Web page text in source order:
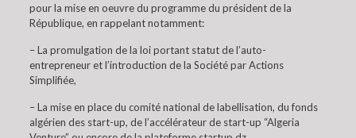
pour la mise en oeuvre du programme du président de la
République, en rappelant notamment:
– La promulgation de la loi portant statut de l’auto-
entrepreneur et l’introduction de la Société par Actions
Simplifiée,
– La mise en place du comité national de labellisation, du fonds
algérien des start-up, de l’accélérateur de start-up “Algeria